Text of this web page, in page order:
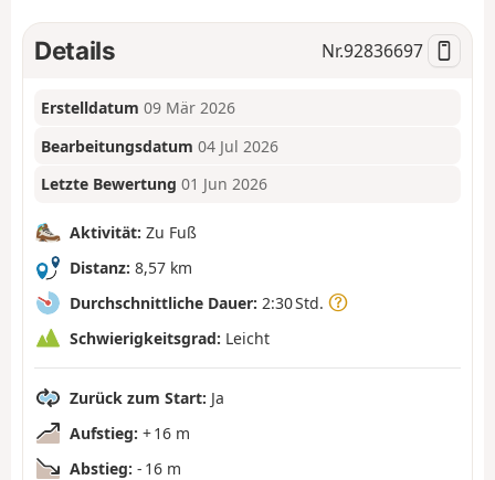
Details Nr.92836697
Erstelldatum 09 Mär 2026
Bearbeitungsdatum 04 Jul 2026
Letzte Bewertung 01 Jun 2026
Aktivität: Zu Fuß
Distanz: 8,57 km
Durchschnittliche Dauer: 2:30 Std.
Schwierigkeitsgrad: Leicht
Zurück zum Start: Ja
Aufstieg: + 16 m
Abstieg: - 16 m